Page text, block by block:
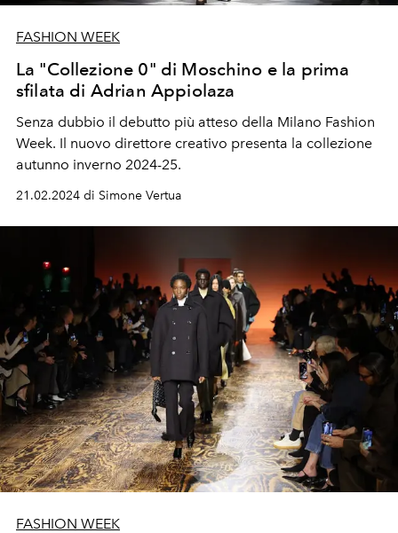
FASHION WEEK
La "Collezione 0" di Moschino e la prima
sfilata di Adrian Appiolaza
Senza dubbio il debutto più atteso della Milano Fashion
Week. Il nuovo direttore creativo presenta la collezione
autunno inverno 2024-25.
21.02.2024 di Simone Vertua
FASHION WEEK